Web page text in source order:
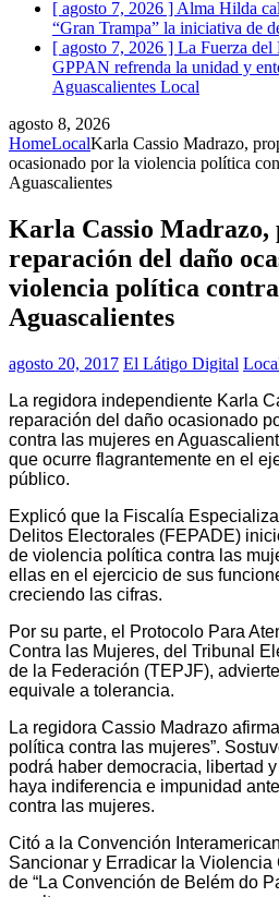
[ agosto 7, 2026 ] Alma Hilda
“Gran Trampa” la iniciativa de
[ agosto 7, 2026 ] La Fuerza del
GPPAN refrenda la unidad y
Aguascalientes Local
agosto 8, 2026
HomeLocalKarla Cassio Madrazo,
ocasionado por la violencia política
Aguascalientes
Karla Cassio Madrazo,
reparación del daño
violencia política
Aguascalientes
agosto 20, 2017 El Látigo Digital
La regidora independiente Karla
reparación del daño ocasionado
contra las mujeres en
que ocurre flagrantemente en el
público.
Explicó que la Fiscalía
Delitos Electorales (FEPADE)
de violencia política contra las
ellas en el ejercicio de sus
creciendo las cifras.
Por su parte, el Protocolo Para
Contra las Mujeres, del Tribunal
de la Federación (TEPJF),
equivale a tolerancia.
La regidora Cassio Madrazo
política contra las mujeres”.
podrá haber democracia, libertad
haya indiferencia e impunidad
contra las mujeres.
Citó a la Convención
Sancionar y Erradicar la Violencia
de “La Convención de Belém do